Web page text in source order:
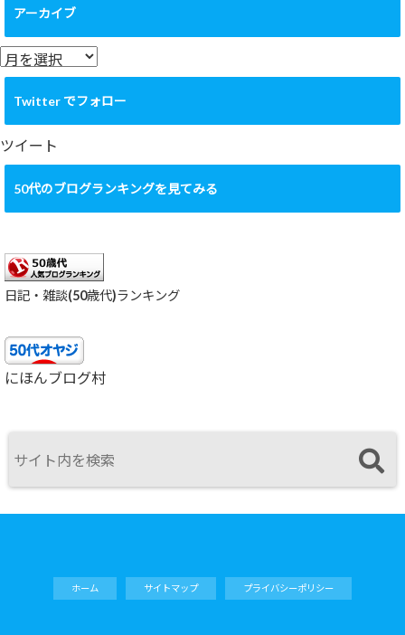
リ
ー
アーカイブ
ア
ー
イ
ブ
Twitter でフォロー
ツイート
50代のブログランキングを見てみる
日記・雑談(50歳代)ランキング
にほんブログ村
ホーム サイトマップ プライバシーポリシー